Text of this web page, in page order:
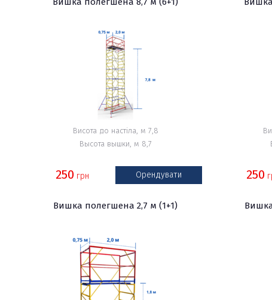
Висота до настіла, м 7,8
Высота вышки, м 8,7
250 грн Орендувати 250
Вишка полегшена 2,7 м (1+1)